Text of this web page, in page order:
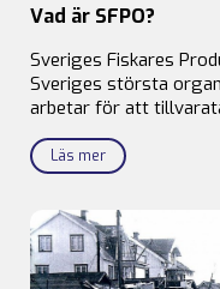
Vad är SFPO?
Sveriges Fiskares
Sveriges största
arbetar för att
Läs mer